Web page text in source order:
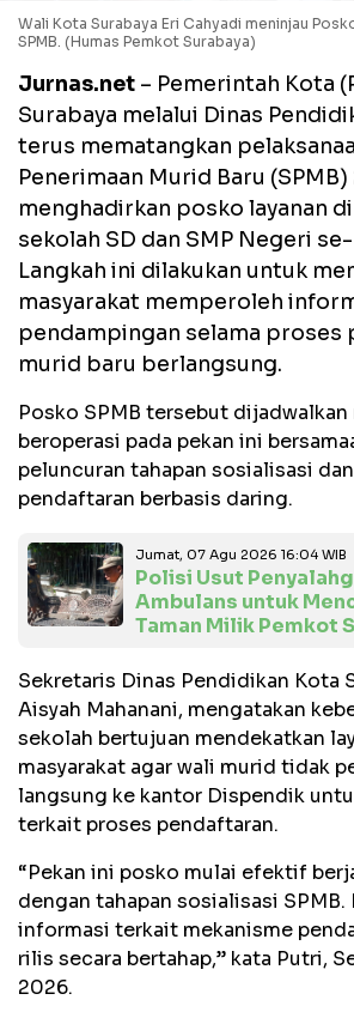
Wali Kota Surabaya Eri Cahyadi meninjau
SPMB. (Humas Pemkot Surabaya)
Jurnas.net – Pemerintah Kota
Surabaya melalui Dinas
terus mematangkan
Penerimaan Murid Baru
menghadirkan posko layanan
sekolah SD dan SMP Negeri
Langkah ini dilakukan untuk
masyarakat memperoleh
pendampingan selama proses
murid baru berlangsung.
Posko SPMB tersebut
beroperasi pada pekan ini
peluncuran tahapan sosialisasi
pendaftaran berbasis daring.
Jumat, 07 Agu 2026 16:04 WIB
Polisi Usut
Ambulans untuk
Taman Milik Pemkot
Sekretaris Dinas Pendidikan Kota
Aisyah Mahanani, mengatakan
sekolah bertujuan mendekatkan
masyarakat agar wali murid tidak
langsung ke kantor Dispendik
terkait proses pendaftaran.
“Pekan ini posko mulai efektif
dengan tahapan sosialisasi
informasi terkait mekanisme
rilis secara bertahap,” kata Putri,
2026.